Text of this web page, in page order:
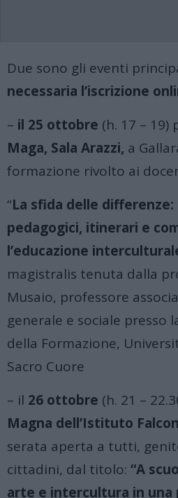
Due sono gli eventi
necessaria l’iscrizione
– il 25 ottobre (h. 17 – 19)
Maga, Sala Arazzi, a
formazione rivolto ai
“La sfida delle
pedagogici, itinerari e
l’educazione
magistralis tenuta dalla
Musaio, professore
generale e sociale presso
della Formazione,
Sacro Cuore
– il 26 ottobre (h. 21 –
Magna dell’Istituto
serata aperta a tutti,
cittadini, dal titolo: “A
arte e intercultura in